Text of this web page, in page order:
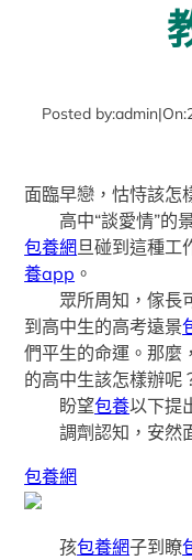
Posted by:admin|On:
面臨早戀，怙恃該怎
高中“談愛情”的
包養網旦碰到這種工
養app 。
眾所周知，傢長可
到高中生的高考遠景
們平生的命運。那麼
的高中生該怎樣辦呢
盼望包養以下提
調劑認知，安然面
包養網
孩包養網子到瞭